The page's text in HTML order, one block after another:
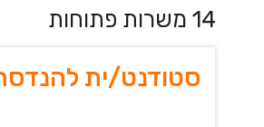
14 משרות פתוחות
סטודנט/ית